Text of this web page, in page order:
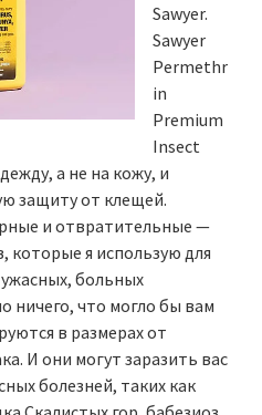
Sawyer.
Sawyer
Permethr
in
Premium
Insect
а не на кожу, и
защиту от клещей.
и отвратительные —
которые я использую для
больных
ничего, что могло бы вам
в размерах от
И они могут заразить вас
болезней, таких как